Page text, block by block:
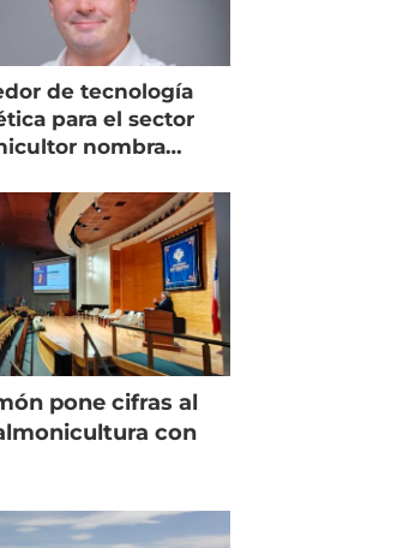
de tecnología
para el sector
nombra
pone cifras al
con